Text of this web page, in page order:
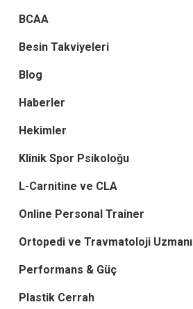
BCAA
Besin Takviyeleri
Blog
Haberler
Hekimler
Klinik Spor Psikoloğu
L-Carnitine ve CLA
Online Personal Trainer
Ortopedi ve Travmatoloji Uzmanı
Performans & Güç
Plastik Cerrah